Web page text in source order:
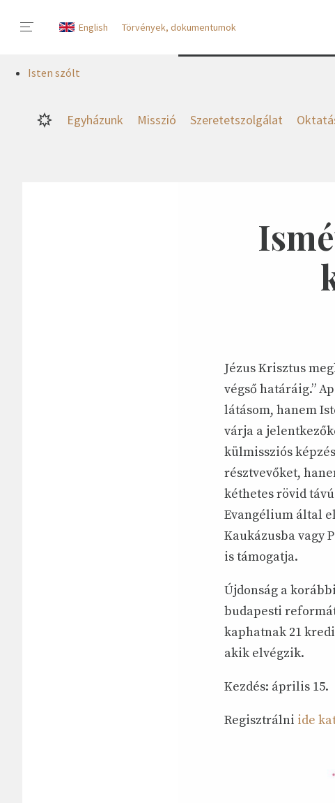
English Törvények, dokumentumok
Isten szólt
Egyházunk Misszió Szeretetszolgálat
Jézus Krisztus
végső határáig.”
látásom, hanem
várja a
külmissziós
résztvevőket,
kéthetes rövid
Evangélium által
Kaukázusba vagy
is támogatja.
Újdonság a
budapesti
kaphatnak 21
akik elvégzik.
Kezdés: április 15.
Regisztrálni ide